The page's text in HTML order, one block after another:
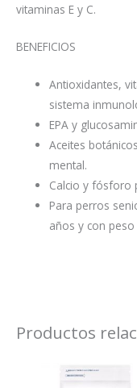
vitaminas E y C.
BENEFICIOS
Antioxidantes,
sistema
EPA y
Aceites
mental.
Calcio y fósforo
Para perros
años y con
Productos